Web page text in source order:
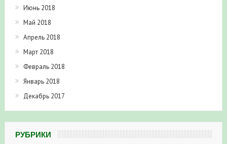
Июнь 2018
Май 2018
Апрель 2018
Март 2018
Февраль 2018
Январь 2018
Декабрь 2017
РУБРИКИ